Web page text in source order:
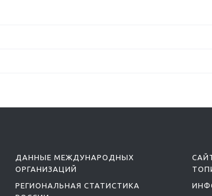
ДАННЫЕ МЕЖДУНАРОДНЫХ
ОРГАНИЗАЦИЙ
РЕГИОНАЛЬНАЯ СТАТИСТИКА